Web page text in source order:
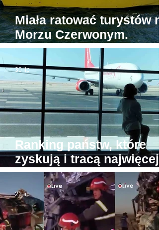
Miała ratować turystów
Morzu Czerwonym.
Tymczasem jedyna
egipska karetka wodna...
stoi w porcie
Ranking państw, które
zyskują i tracą najwięcej
turystów. Na przeciwnych
biegunach Egipt i
30 lip
22 lip